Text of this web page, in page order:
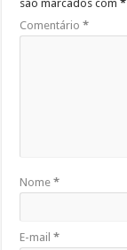
são marcados com*
Comentário*
Nome*
E-mail*